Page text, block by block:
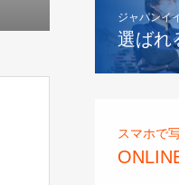
ジャパンイ
選ばれ
スマホで